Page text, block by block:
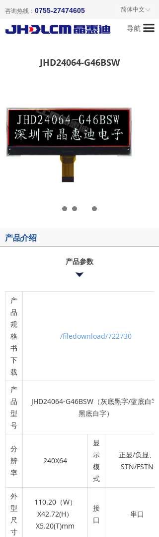
끀
首页
关于我们
联系我们
ꀅ
简体中文
咨询热线： 0755-27474605
导航
产品介绍
产品参数
产
品
规
格
书
下
载
/filedownload/722730
产
品
型
号
JHD24064-G46BSW（灰底黑字/蓝底白字/
黑底白字）
分
辨
率
240X64
显
示
模
式
正显/负显、
STN/FSTN
外
型
尺
寸
110.20（W）
X42.72(H）
X5.20(T)mm
接
口
串口
JHD24064-G46BSW